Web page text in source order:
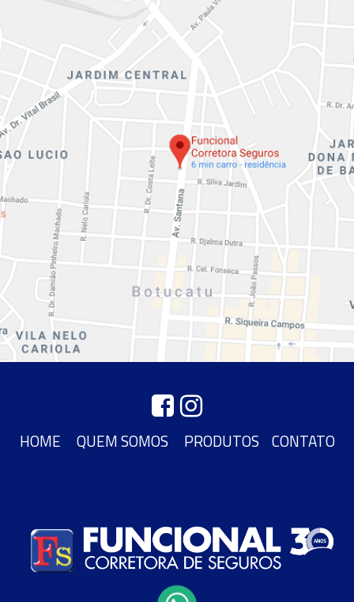
HOME QUEM SOMOS PRODUTOS CONTATO